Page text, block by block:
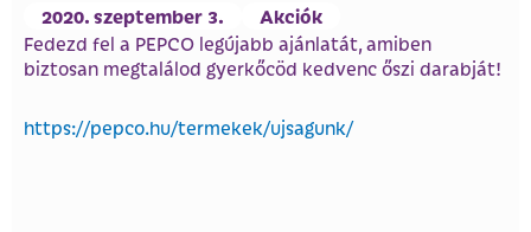
2020. szeptember 3. Akciók
Fedezd fel a PEPCO legújabb ajánlatát, amiben
biztosan megtalálod gyerkőcöd kedvenc őszi darabját!
https://pepco.hu/termekek/ujsagunk/